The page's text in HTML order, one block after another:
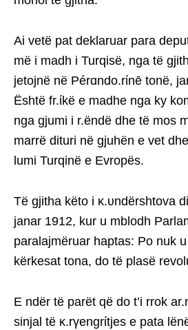
Ai vetë pat deklaruar para
më i madh i Turqisë, nga të
jetojnë në Pérɑndo.rίnē tonë,
Është fr.ίkë e madhe nga ky
nga gjumi i r.ëndë dhe të mos
marrë dituri në gjuhën e vet
lumi Turqinë e Evropës.
Të gjitha këto i κ.υndërshtova
janar 1912, kur u mblodh
paralajmëruar haptas: Po nuk
kërkesat tona, do të plasë
E ndër të parët që do t’i rrok
sinjal të κ.rγengrίtjes e pata